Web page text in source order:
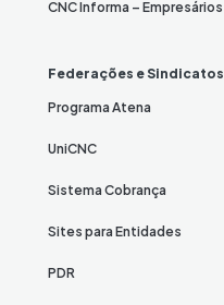
CNC Informa – Empresários
Federações e Sindicatos
Programa Atena
UniCNC
Sistema Cobrança
Sites para Entidades
PDR